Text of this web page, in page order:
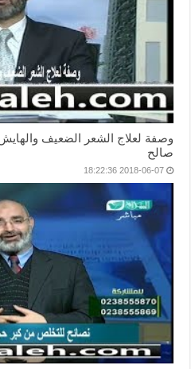
وصفة لعلاج الشعر الضعيف
صالح
2018-06-07 18:22:36